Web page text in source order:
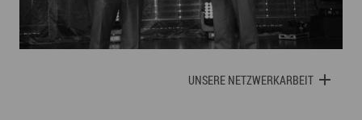
UNSERE NETZWERKARBEIT